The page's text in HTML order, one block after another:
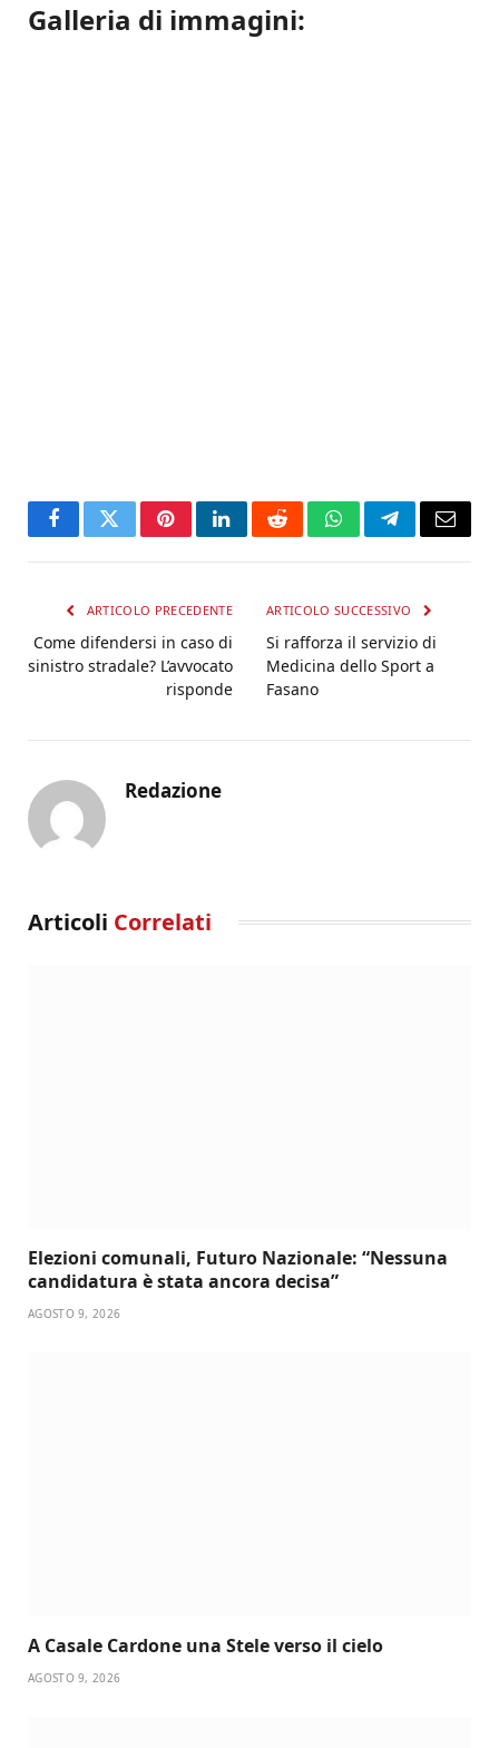
Galleria di immagini:
FacebookTwitterPinterestLinkedInRedditWhatsAppTelegramEmail
ARTICOLO PRECEDENTE
Come difendersi in caso di
sinistro stradale? L’avvocato
risponde
ARTICOLO SUCCESSIVO
Si rafforza il servizio di
Medicina dello Sport a
Fasano
Redazione
Articoli Correlati
Elezioni comunali, Futuro Nazionale: “Nessuna
candidatura è stata ancora decisa”
AGOSTO 9, 2026
A Casale Cardone una Stele verso il cielo
AGOSTO 9, 2026